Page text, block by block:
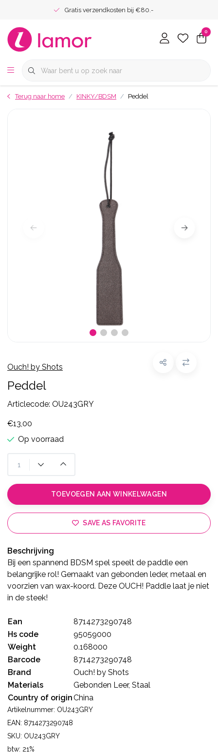
Gratis verzendkosten bij €80.-
0
Terug naar home KINKY/BDSM Peddel
Ouch! by Shots
Peddel
Articlecode: OU243GRY
€13,00
Op voorraad
TOEVOEGEN AAN WINKELWAGEN
SAVE AS FAVORITE
Beschrijving
Bij een spannend BDSM spel speelt de paddle een
belangrijke rol! Gemaakt van gebonden leder, metaal en
voorzien van wax-koord. Deze OUCH! Paddle laat je niet
in de steek!
Ean
8714273290748
Hs code
95059000
Weight
0.168000
Barcode
8714273290748
Brand
Ouch! by Shots
Materials
Gebonden Leer, Staal
Country of originChina
Artikelnummer: OU243GRY
EAN: 8714273290748
SKU: OU243GRY
btw: 21%